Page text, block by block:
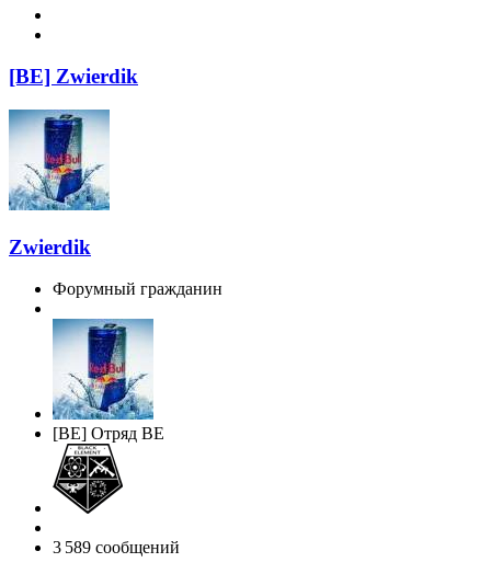
[BE] Zwierdik
Zwierdik
Форумный гражданин
[BE] Отряд BE
3 589 сообщений